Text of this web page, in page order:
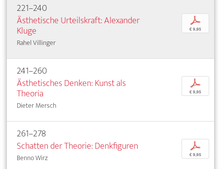
221–240
Ästhetische Urteilskraft: Alexander
Kluge
Rahel Villinger
p
€ 9,95
241–260
Ästhetisches Denken: Kunst als
Theoria
Dieter Mersch
p
€ 9,95
261–278
Schatten der Theorie: Denkfiguren
Benno Wirz
p
€ 9,95